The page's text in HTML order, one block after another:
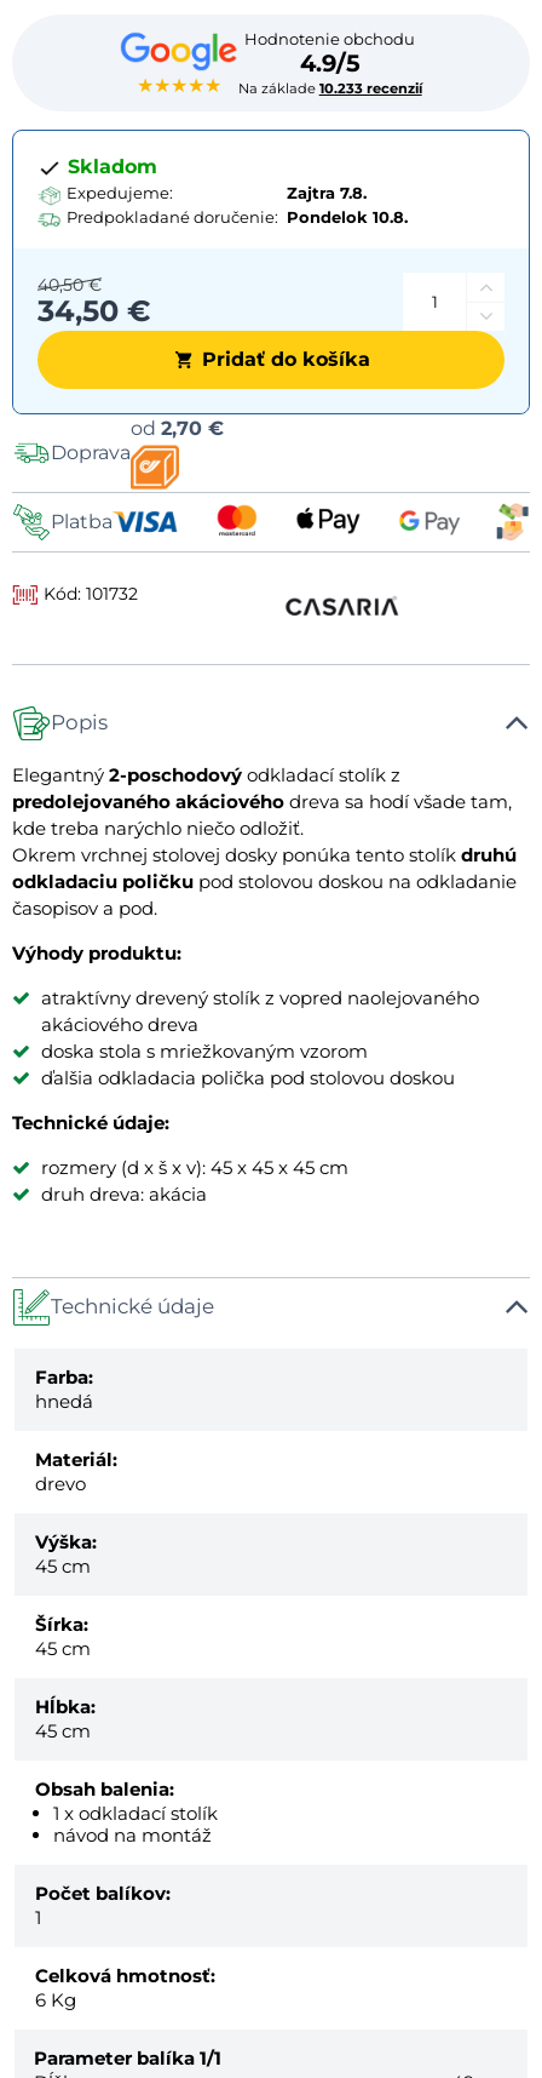
★★★★★
Hodnotenie obchodu
4.9/5
Na základe 10.233 recenzií
Skladom
Expedujeme:
Zajtra 7.8.
Predpokladané doručenie: Pondelok 10.8.
34,50 €
40,50 €
Pridať do košíka
Doprava
od 2,70 €
Platba
Kód: 101732
Popis
Elegantný 2-poschodový odkladací stolík z
predolejovaného akáciového dreva sa hodí všade tam,
kde treba narýchlo niečo odložiť.
Okrem vrchnej stolovej dosky ponúka tento stolík druhú
odkladaciu poličku pod stolovou doskou na odkladanie
časopisov a pod.
Výhody produktu:
atraktívny drevený stolík z vopred naolejovaného
akáciového dreva
doska stola s mriežkovaným vzorom
ďalšia odkladacia polička pod stolovou doskou
Technické údaje:
rozmery (d x š x v): 45 x 45 x 45 cm
druh dreva: akácia
Technické údaje
Farba:
hnedá
Materiál:
drevo
Výška:
45 cm
Šírka:
45 cm
Hĺbka:
45 cm
Obsah balenia:
1 x odkladací stolík
návod na montáž
Počet balíkov:
1
Celková hmotnosť:
6 Kg
Parameter balíka 1/1